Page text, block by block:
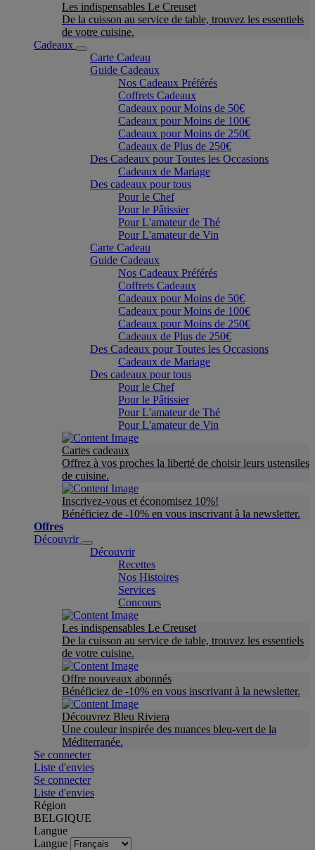
Les indispensables Le Creuset
De la cuisson au service de table, trouvez les essentiels
de votre cuisine.
Cadeaux
Carte Cadeau
Guide Cadeaux
Nos Cadeaux Préférés
Coffrets Cadeaux
Cadeaux pour Moins de 50€
Cadeaux pour Moins de 100€
Cadeaux pour Moins de 250€
Cadeaux de Plus de 250€
Des Cadeaux pour Toutes les Occasions
Cadeaux de Mariage
Des cadeaux pour tous
Pour le Chef
Pour le Pâtissier
Pour L'amateur de Thé
Pour L'amateur de Vin
Carte Cadeau
Guide Cadeaux
Nos Cadeaux Préférés
Coffrets Cadeaux
Cadeaux pour Moins de 50€
Cadeaux pour Moins de 100€
Cadeaux pour Moins de 250€
Cadeaux de Plus de 250€
Des Cadeaux pour Toutes les Occasions
Cadeaux de Mariage
Des cadeaux pour tous
Pour le Chef
Pour le Pâtissier
Pour L'amateur de Thé
Pour L'amateur de Vin
Cartes cadeaux
Offrez à vos proches la liberté de choisir leurs ustensiles
de cuisine.
Inscrivez-vous et économisez 10%!
Bénéficiez de -10% en vous inscrivant à la newsletter.
Offres
Découvrir
Découvrir
Recettes
Nos Histoires
Services
Concours
Les indispensables Le Creuset
De la cuisson au service de table, trouvez les essentiels
de votre cuisine.
Offre nouveaux abonnés
Bénéficiez de -10% en vous inscrivant à la newsletter.
Découvrez Bleu Riviera
Une couleur inspirée des nuances bleu-vert de la
Méditerranée.
Se connecter
Liste d'envies
Se connecter
Liste d'envies
Région
BELGIQUE
Langue
Langue